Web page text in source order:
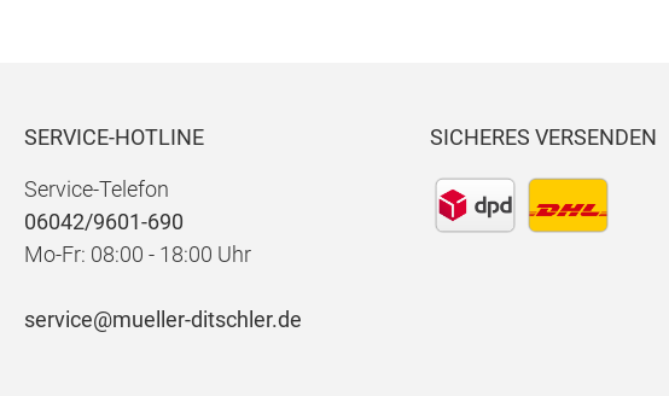
SERVICE-HOTLINE
Service-Telefon
06042/9601-690
Mo-Fr: 08:00 - 18:00 Uhr
service@mueller-ditschler.de
SICHERES VERSENDEN